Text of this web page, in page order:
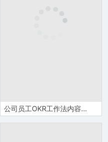
公司员工OKR工作法内容培训职场目标管理计划总结PPT模板